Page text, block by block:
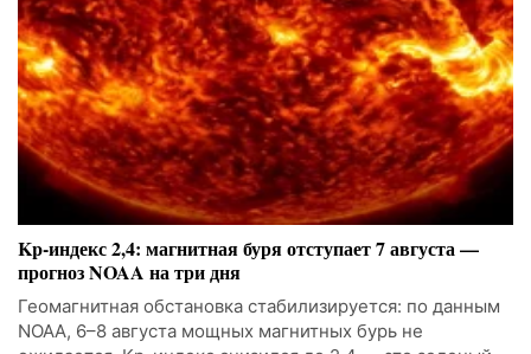
Kp-индекс 2,4: магнитная буря отступает 7 августа —
прогноз NOAA на три дня
Геомагнитная обстановка стабилизируется: по данным
NOAA, 6–8 августа мощных магнитных бурь не